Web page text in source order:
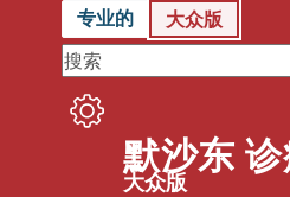
专业的 大众版
默沙东
大众版